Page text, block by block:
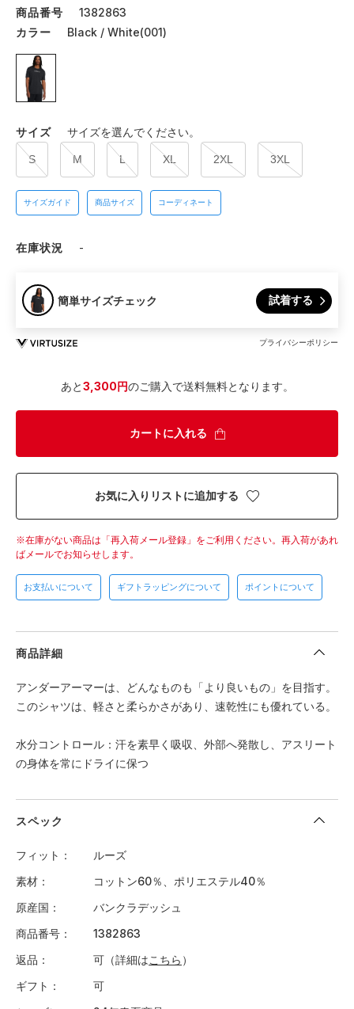
商品番号
1382863
カラー
Black / White(001)
サイズ サイズを選んでください。
S M L XL 2XL 3XL
サイズガイド 商品サイズ コーディネート
在庫状況 -
簡単サイズチェック 試着する
プライバシーポリシー
あと3,300円のご購入で送料無料となります。
カートに入れる
お気に入りリストに追加する
在庫がない商品は「再入荷メール登録」をご利用ください。 再入荷があれ
ばメールでお知らせします。
お支払いについて ギフトラッピングについて ポイントについて
商品詳細
アンダーアーマーは、どんなものも「より良いもの」を目指す。
このシャツは、軽さと柔らかさがあり、速乾性にも優れている。
水分コントロール：汗を素早く吸収、外部へ発散し、アスリート
の身体を常にドライに保つ
スペック
フィット
ルーズ
素材
コットン60％、ポリエステル40％
原産国
バンクラデッシュ
商品番号
1382863
返品
可（詳細はこちら ）
ギフト
可